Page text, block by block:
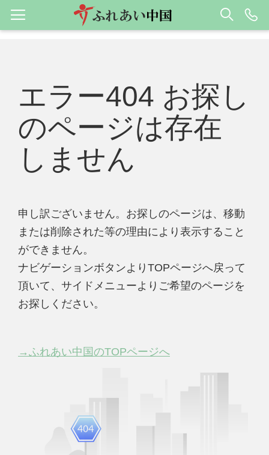
エラー404 お探し
のページは存在
しません
申し訳ございません。お探しのページは、移動
または削除された等の理由により表示すること
ができません。
ナビゲーションボタンよりTOPページへ戻って
頂いて、サイドメニューよりご希望のページを
お探しください。
→ふれあい中国のTOPページへ